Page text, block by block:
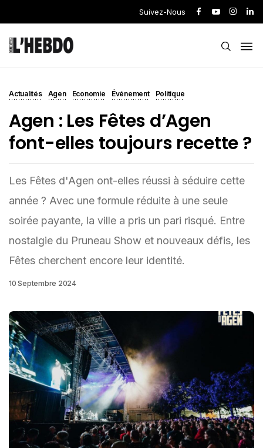
Suivez-Nous
Actualités Agen Economie Événement Politique
Agen : Les Fêtes d’Agen
font-elles toujours recette ?
Les Fêtes d'Agen ont-elles réussi à séduire cette
année ? Avec une formule réduite à une seule
soirée payante, la ville a pris un pari risqué. Entre
nostalgie du Pruneau Show et nouveaux défis, les
Fêtes cherchent encore leur identité.
10 Septembre 2024